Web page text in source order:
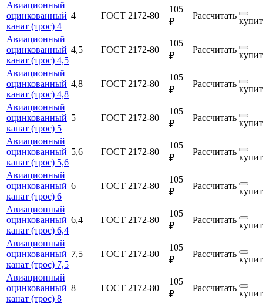
Авиационный
оцинкованный
канат (трос) 4
4 ГОСТ 2172-80
105
₽
Рассчитать
Авиационный
оцинкованный
канат (трос) 4,5
4,5 ГОСТ 2172-80
105
₽
Рассчитать
Авиационный
оцинкованный
канат (трос) 4,8
4,8 ГОСТ 2172-80
105
₽
Рассчитать
Авиационный
оцинкованный
канат (трос) 5
5 ГОСТ 2172-80
105
₽
Рассчитать
Авиационный
оцинкованный
канат (трос) 5,6
5,6 ГОСТ 2172-80
105
₽
Рассчитать
Авиационный
оцинкованный
канат (трос) 6
6 ГОСТ 2172-80
105
₽
Рассчитать
Авиационный
оцинкованный
канат (трос) 6,4
6,4 ГОСТ 2172-80
105
₽
Рассчитать
Авиационный
оцинкованный
канат (трос) 7,5
7,5 ГОСТ 2172-80
105
₽
Рассчитать
Авиационный
оцинкованный
канат (трос) 8
8 ГОСТ 2172-80
105
₽
Рассчитать